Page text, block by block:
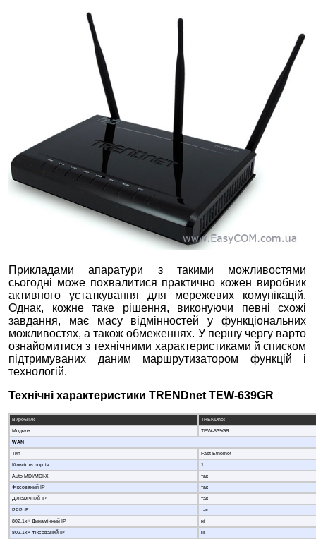
Прикладами апаратури з такими можливостями
сьогодні може похвалитися практично кожен виробник
активного устаткування для мережевих комунікацій.
Однак, кожне таке рішення, виконуючи певні схожі
завдання, має масу відмінностей у функціональних
можливостях, а також обмеженнях. У першу чергу варто
ознайомитися з технічними характеристиками й списком
підтримуваних даним маршрутизатором функцій і
технологій.
Технічні характеристики TRENDnet TEW-639GR
Виробник
TRENDnet
Модель
TEW-639GR
WAN
Тип
Fast Ethernet
Кількість портів
1
Auto MDI/MDI-X
так
Фіксований IP
так
Динамічний IP
так
PPPoE
так
802.1x+ Динамічний IP
ні
802.1x+ Фіксований IP
ні